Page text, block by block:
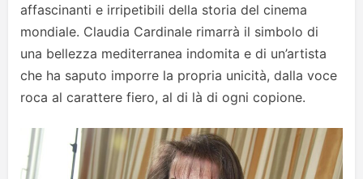
affascinanti e irripetibili della storia del cinema
mondiale. Claudia Cardinale rimarrà il simbolo di
una bellezza mediterranea indomita e di un’artista
che ha saputo imporre la propria unicità, dalla voce
roca al carattere fiero, al di là di ogni copione.